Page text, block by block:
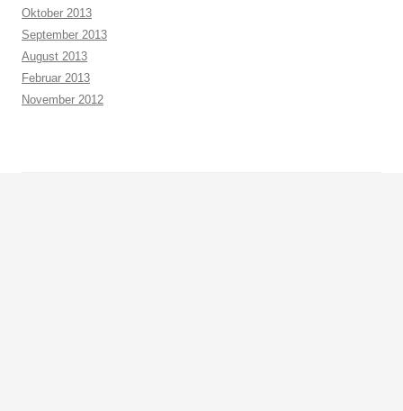
Oktober 2013
September 2013
August 2013
Februar 2013
November 2012